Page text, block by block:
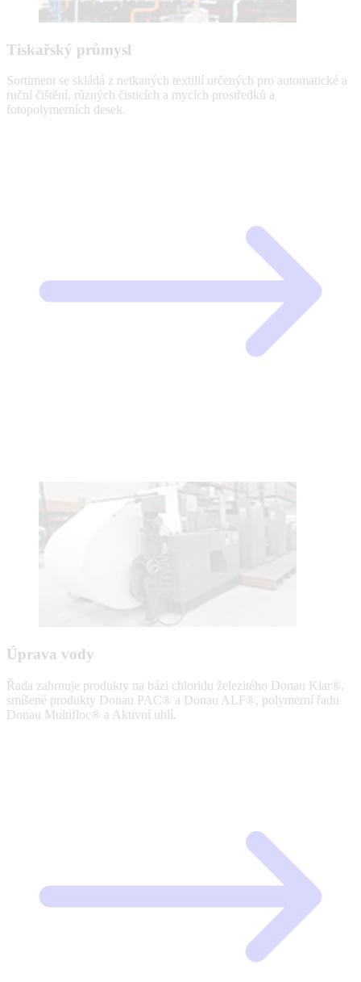
Tiskařský průmysl
Sortiment se skládá z netkaných textilií určených pro automatické a
ruční čištění, různých čisticích a mycích prostředků a
fotopolymerních desek.
Úprava vody
Řada zahrnuje produkty na bázi chloridu železitého Donau Klar®,
smíšené produkty Donau PAC® a Donau ALF®, polymerní řadu
Donau Multifloc® a Aktivní uhlí.